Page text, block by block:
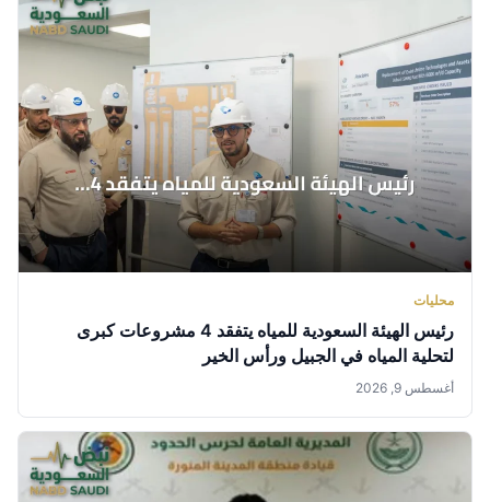
محليات
رئيس الهيئة السعودية للمياه يتفقد 4 مشروعات كبرى
لتحلية المياه في الجبيل ورأس الخير
أغسطس 9, 2026